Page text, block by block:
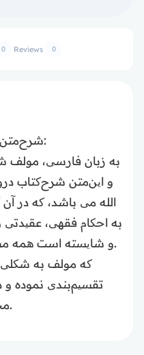
0 Reviews 0
شرح‌متن دروس مهمه برای عوام امت:
به زبان فارسی، مولف
و این‌متن شرح‌کتاب
الله می باشد، که در
به احکام فقهی‌،
و شایسته است همه مسلمانان از آن آگاهی پیدا کنند.
که مولف به
تقسیم‌بندی نموده
مختصر آزمونی قرار داده است‌.